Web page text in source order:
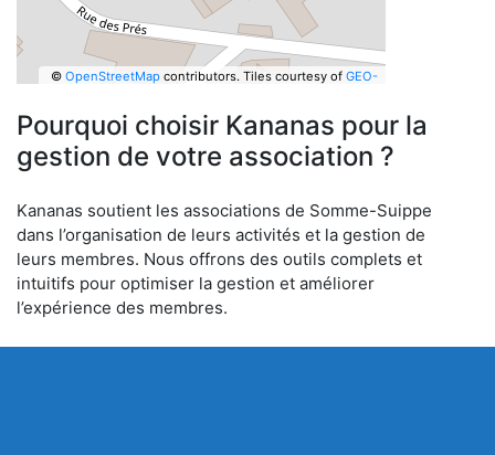
© OpenStreetMapcontributors. Tiles courtesy of GEO-
Pourquoi choisir Kananas pour la
gestion de votre association ?
Kananas soutient les associations de Somme-Suippe
dans l’organisation de leurs activités et la gestion de
leurs membres. Nous offrons des outils complets et
intuitifs pour optimiser la gestion et améliorer
l’expérience des membres.